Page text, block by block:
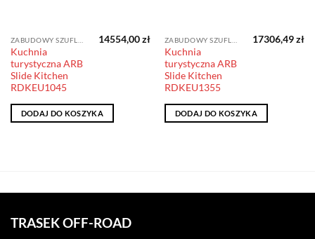
Kuchnia
turystyczna ARB
Slide Kitchen
RDKEU1045
14554,00zł
DODAJ DO KOSZYKA
Kuchnia
turystyczna ARB
Slide Kitchen
RDKEU1355
17306,49zł
DODAJ DO KOSZYKA
TRASEK OFF-ROAD